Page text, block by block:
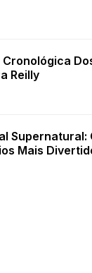
Cronológica
Reilly
Supernatural:
Mais